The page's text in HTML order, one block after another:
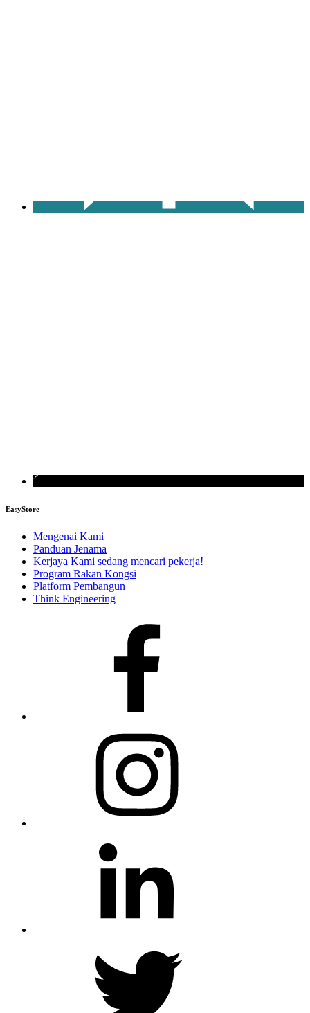
EasyStore
Mengenai Kami
Panduan Jenama
Kerjaya Kami sedang mencari pekerja!
Program Rakan Kongsi
Platform Pembangun
Think Engineering